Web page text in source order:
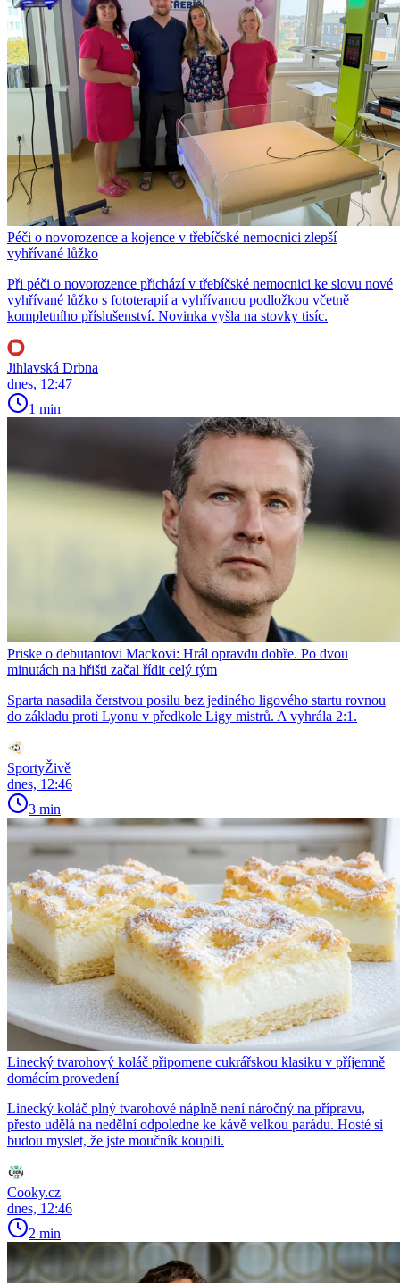
Péči o novorozence a kojence v třebíčské nemocnici zlepší
vyhřívané lůžko
Při péči o novorozence přichází v třebíčské nemocnici ke slovu nové
vyhřívané lůžko s fototerapií a vyhřívanou podložkou včetně
kompletního příslušenství. Novinka vyšla na stovky tisíc.
Jihlavská Drbna
dnes, 12:47
1 min
Priske o debutantovi Mackovi: Hrál opravdu dobře. Po dvou
minutách na hřišti začal řídit celý tým
Sparta nasadila čerstvou posilu bez jediného ligového startu rovnou
do základu proti Lyonu v předkole Ligy mistrů. A vyhrála 2:1.
SportyŽivě
dnes, 12:46
3 min
Linecký tvarohový koláč připomene cukrářskou klasiku v příjemně
domácím provedení
Linecký koláč plný tvarohové náplně není náročný na přípravu,
přesto udělá na nedělní odpoledne ke kávě velkou parádu. Hosté si
budou myslet, že jste moučník koupili.
Cooky.cz
dnes, 12:46
2 min